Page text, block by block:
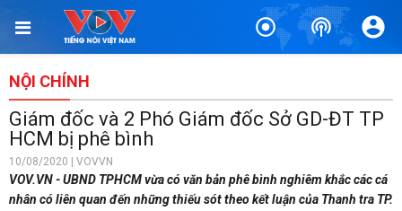
NỘI CHÍNH
Giám đốc và 2 Phó Giám đốc Sở GD-ĐT TP
HCM bị phê bình
10/08/2020 | VOVVN
VOV.VN - UBND TPHCM vừa có văn bản phê bình nghiêm khắc các cá
nhân có liên quan đến những thiếu sót theo kết luận của Thanh tra TP.